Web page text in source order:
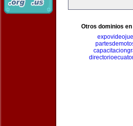
Otros dominios